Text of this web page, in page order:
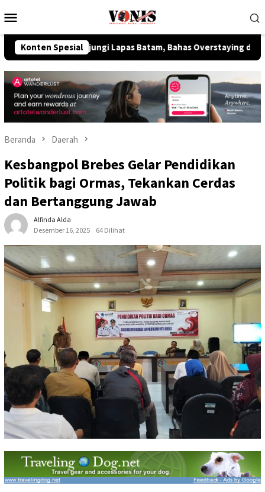
ke
Mobile
Konten Spesial
Lapas Batam, Bahas Overstaying dan KUHP Baru
Beranda Daerah
Kesbangpol Brebes Gelar Pendidikan
Politik bagi Ormas, Tekankan Cerdas
dan Bertanggung Jawab
Alfinda Alda
Desember 16, 2025
64 Dilihat